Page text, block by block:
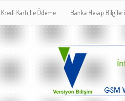
Kredi Kartı İle Ödeme Banka Hesap Bilgileri